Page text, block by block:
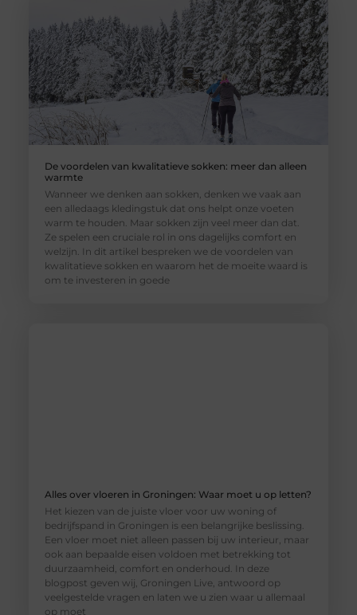
De voordelen van kwalitatieve sokken: meer dan alleen
warmte
Wanneer we denken aan sokken, denken we vaak aan
een alledaags kledingstuk dat ons helpt onze voeten
warm te houden. Maar sokken zijn veel meer dan dat.
Ze spelen een cruciale rol in ons dagelijks comfort en
welzijn. In dit artikel bespreken we de voordelen van
kwalitatieve sokken en waarom het de moeite waard is
om te investeren in goede
Alles over vloeren in Groningen: Waar moet u op letten?
Het kiezen van de juiste vloer voor uw woning of
bedrijfspand in Groningen is een belangrijke beslissing.
Een vloer moet niet alleen passen bij uw interieur, maar
ook aan bepaalde eisen voldoen met betrekking tot
duurzaamheid, comfort en onderhoud. In deze
blogpost geven wij, Groningen Live, antwoord op
veelgestelde vragen en laten we u zien waar u allemaal
op moet